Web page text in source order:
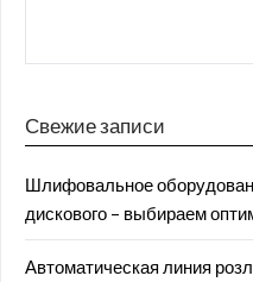
Свежие записи
Шлифовальное
дискового – выбираем
Автоматическая линия